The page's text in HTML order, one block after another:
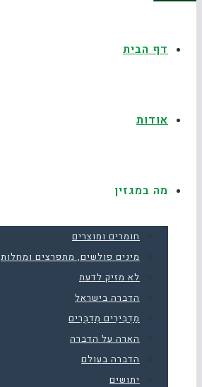
דף הבית
אודות
מה במגזין
חומרים ומוצרים
מינים פולשים, מתפרצים ומחלות
לא מזיק לדעת
הדברה בישראל
מַדְבִּירִים מְדַבְּרִים
הארה על הדברה
הדברה בעולם
יתושים